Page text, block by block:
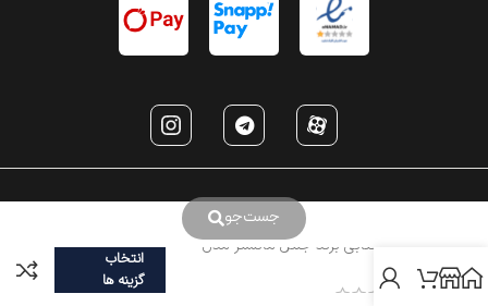
جست‌جو
عینک آفتابی برند جنتل مانستر مدل
GM006
انتخاب
گزینه ها